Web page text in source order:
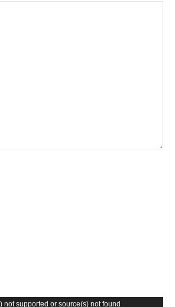
not supported or source(s) not found